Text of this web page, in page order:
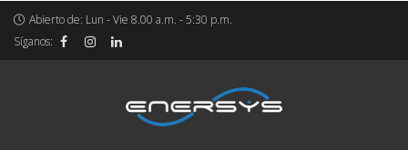
Abierto de: Lun - Vie 8.00 a.m. - 5:30 p.m.
Síganos: